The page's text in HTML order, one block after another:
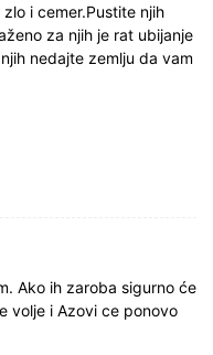
i cemer.Pustite njih
za njih je rat ubijanje
nedajte zemlju da vam
Ako ih zaroba sigurno će
volje i Azovi ce ponovo